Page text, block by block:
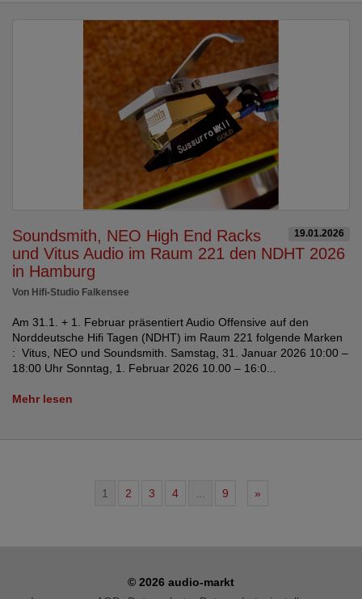
19.01.2026
Soundsmith, NEO High End Racks
und Vitus Audio im Raum 221 den NDHT 2026
in Hamburg
Von Hifi-Studio Falkensee
Am 31.1. + 1. Februar präsentiert Audio Offensive auf den
Norddeutsche Hifi Tagen (NDHT) im Raum 221 folgende Marken
: Vitus, NEO und Soundsmith. Samstag, 31. Januar 2026 10:00 –
18:00 Uhr Sonntag, 1. Februar 2026 10.00 – 16:0...
Mehr lesen
1 2 3 4 ... 9 »
© 2026 audio-markt